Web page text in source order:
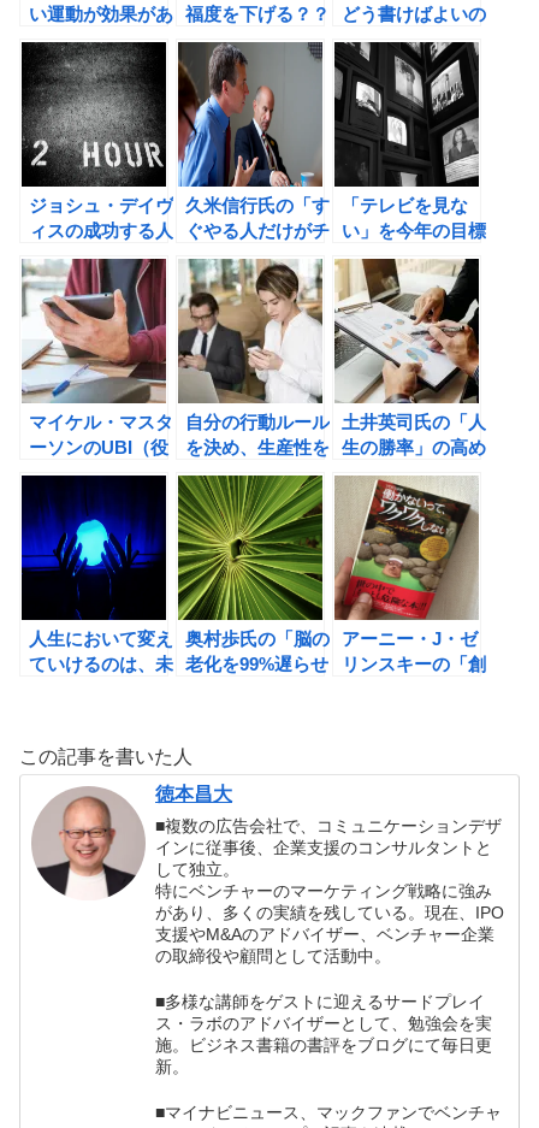
い運動が効果があ
る理由
福度を下げる？？
今ここに集中しよ
う！
どう書けばよいの
か？
ジョシュ・デイヴ
ィスの成功する人
は、2時間しか働
かないの書評
久米信行氏の「す
ぐやる人だけがチ
ャンスを手に入れ
る」の書評②
「テレビを見な
い」を今年の目標
にしてみよう！
マイケル・マスタ
ーソンのUBI（役
立つビッグアイデ
ア）読書術を身に
つけよう！
自分の行動ルール
を決め、生産性を
高めよう！
土井英司氏の「人
生の勝率」の高め
方 成功を約束す
る「選択」のレッ
スンの書評
人生において変え
ていけるのは、未
奥村歩氏の「脳の
老化を99%遅らせ
アーニー・J・ゼ
リンスキーの「創
この記事を書いた人
徳本昌大
■複数の広告会社で、コミュニケーションデザ
インに従事後、企業支援のコンサルタントと
して独立。
特にベンチャーのマーケティング戦略に強み
があり、多くの実績を残している。現在、IPO
支援やM&Aのアドバイザー、ベンチャー企業
の取締役や顧問として活動中。
■多様な講師をゲストに迎えるサードプレイ
ス・ラボのアドバイザーとして、勉強会を実
施。ビジネス書籍の書評をブログにて毎日更
新。
■マイナビニュース、マックファンでベンチャ